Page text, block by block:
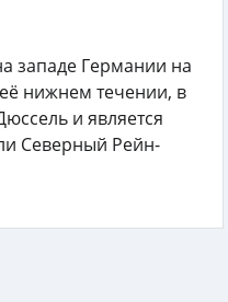
западе Германии на
нижнем течении, в
и является
Северный Рейн-